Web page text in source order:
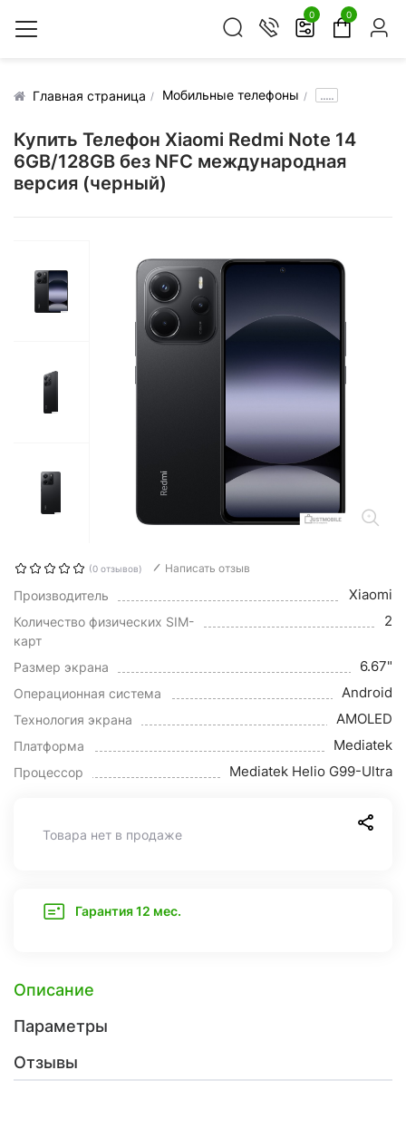
0 0
Главная страница Мобильные телефоны .....
Купить Телефон Xiaomi Redmi Note 14
6GB/128GB без NFC международная
версия (черный)
(0 отзывов) Написать отзыв
Производитель Xiaomi
Количество физических SIM-
карт
2
Размер экрана 6.67"
Операционная система Android
Технология экрана AMOLED
Платформа Mediatek
Процессор Mediatek Helio G99-Ultra
Товара нет в продаже
Гарантия 12 мес.
Описание
Параметры
Отзывы